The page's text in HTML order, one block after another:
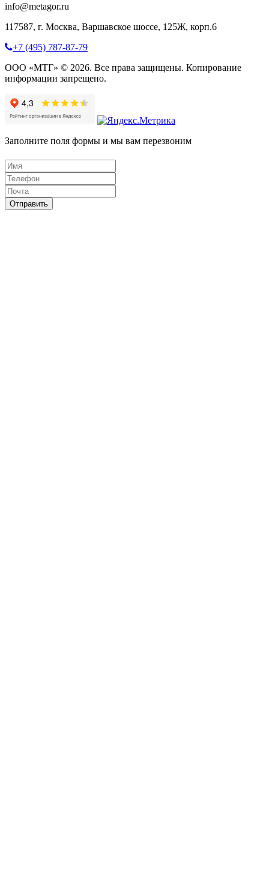
info@metagor.ru
117587, г. Москва, Варшавское шоссе, 125Ж, корп.6
+7 (495) 787-87-79
ООО «МТГ» © 2026. Все права защищены. Копирование
информации запрещено.
Заполните поля формы и мы вам перезвоним
Отправить